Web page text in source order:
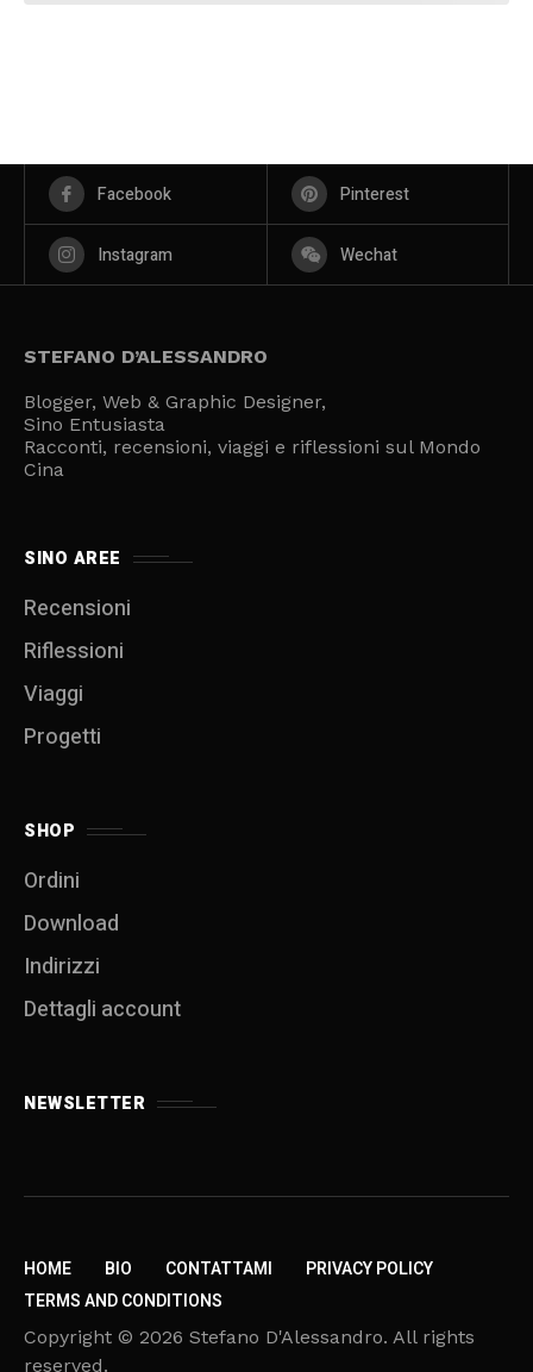
Facebook Pinterest
Instagram Wechat
STEFANO D’ALESSANDRO
Blogger, Web & Graphic Designer,
Sino Entusiasta
Racconti, recensioni, viaggi e riflessioni sul Mondo
Cina
SINO AREE
Recensioni
Riflessioni
Viaggi
Progetti
SHOP
Ordini
Download
Indirizzi
Dettagli account
NEWSLETTER
HOME BIO CONTATTAMI
PRIVACY POLICY
TERMS AND CONDITIONS
Copyright © 2026 Stefano D'Alessandro. All rights
reserved.